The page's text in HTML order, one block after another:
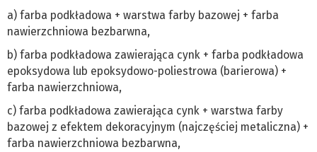
a) farba podkładowa + warstwa farby bazowej + farba
nawierzchniowa bezbarwna,
b) farba podkładowa zawierająca cynk + farba podkładowa
epoksydowa lub epoksydowo-poliestrowa (barierowa) +
farba nawierzchniowa,
c) farba podkładowa zawierająca cynk + warstwa farby
bazowej z efektem dekoracyjnym (najczęściej metaliczna) +
farba nawierzchniowa bezbarwna,